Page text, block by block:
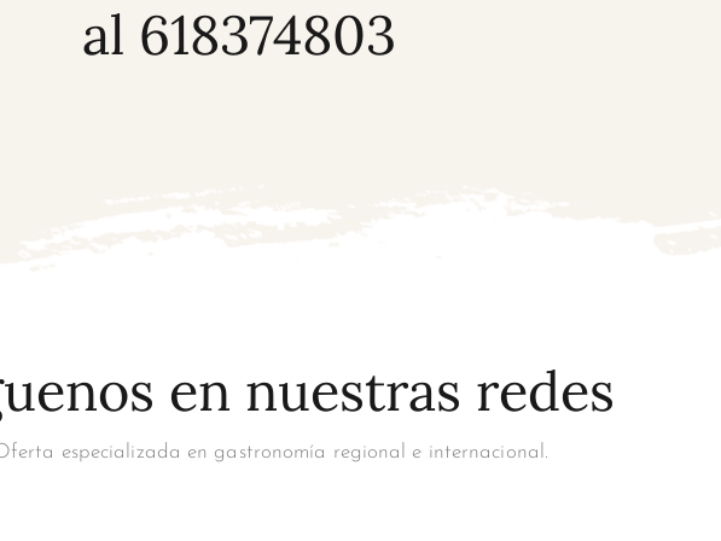
al 618374803
en nuestras redes
especializada en gastronomía regional e internacional.